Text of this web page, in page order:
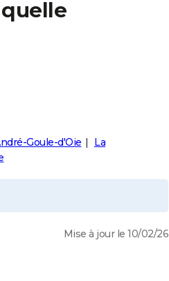
quelle
Goule-d'Oie
La
Mise à jour le 10/02/26